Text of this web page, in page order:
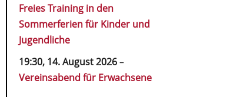
Freies Training in den
Sommerferien für Kinder und
Jugendliche
19:30, 14. August 2026–
Vereinsabend für Erwachsene